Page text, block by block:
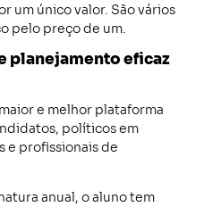
um único valor. São vários
pelo preço de um.
planejamento eficaz
e melhor plataforma
políticos em
e profissionais de
anual, o aluno tem